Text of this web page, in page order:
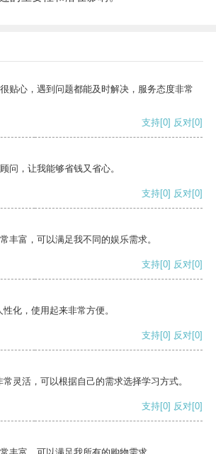
贴心，遇到问题都能及时解决，服务态度非常
支持[0] 反对[0]
问，让我能够省钱又省心。
支持[0] 反对[0]
丰富，可以满足我不同的娱乐需求。
支持[0] 反对[0]
化，使用起来非常方便。
支持[0] 反对[0]
灵活，可以根据自己的需求选择学习方式。
支持[0] 反对[0]